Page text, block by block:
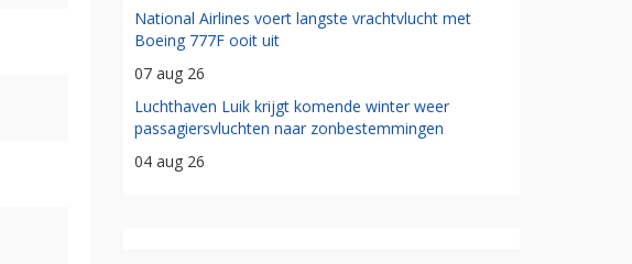
National Airlines voert langste vrachtvlucht met
Boeing 777F ooit uit
07 aug 26
Luchthaven Luik krijgt komende winter weer
passagiersvluchten naar zonbestemmingen
04 aug 26